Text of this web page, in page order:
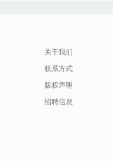
关于我们
联系方式
版权声明
招聘信息